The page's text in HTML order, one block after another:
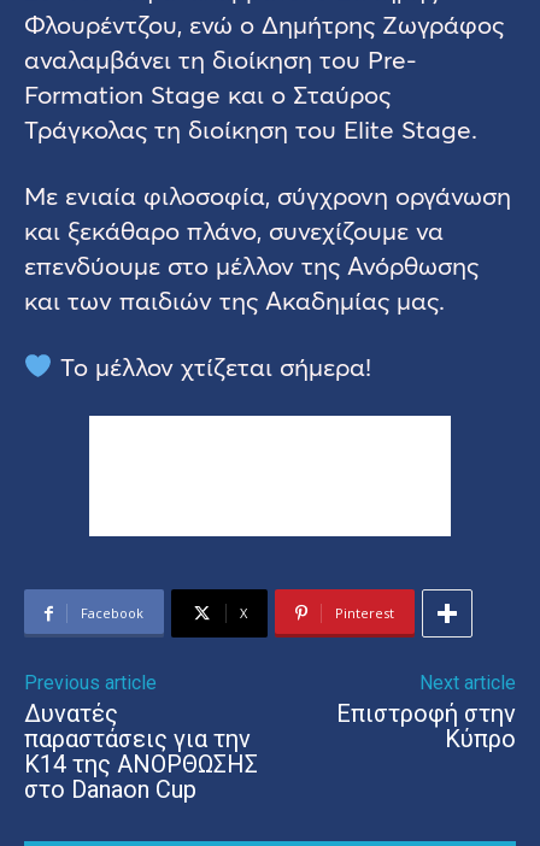
Φλουρέντζου, ενώ ο Δημήτρης Ζωγράφος
αναλαμβάνει τη διοίκηση του Pre-
Formation Stage και ο Σταύρος
Τράγκολας τη διοίκηση του Elite Stage.
Με ενιαία φιλοσοφία, σύγχρονη οργάνωση
και ξεκάθαρο πλάνο, συνεχίζουμε να
επενδύουμε στο μέλλον της Ανόρθωσης
και των παιδιών της Ακαδημίας μας.
Το μέλλον χτίζεται σήμερα!
Facebook X Pinterest
Previous article
Δυνατές
παραστάσεις για την
Κ14 της ΑΝΟΡΘΩΣΗΣ
στο Danaon Cup
Next article
Επιστροφή στην
Κύπρο